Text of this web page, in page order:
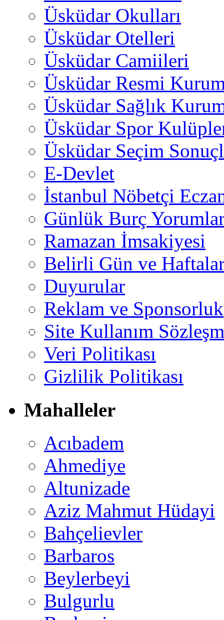
Üsküdar Okulları
Üsküdar Otelleri
Üsküdar Camiileri
Üsküdar Resmi
Üsküdar Sağlık
Üsküdar Spor
Üsküdar Seçim
E-Devlet
İstanbul Nöbetçi
Günlük Burç
Ramazan İmsakiyesi
Belirli Gün ve
Duyurular
Reklam ve Sponsorluk
Site Kullanım
Veri Politikası
Gizlilik Politikası
Mahalleler
Acıbadem
Ahmediye
Altunizade
Aziz Mahmut Hüdayi
Bahçelievler
Barbaros
Beylerbeyi
Bulgurlu